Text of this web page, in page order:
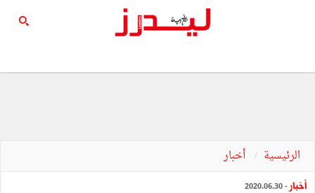
الرئيسية أخبار
أخبار - 2020.06.30